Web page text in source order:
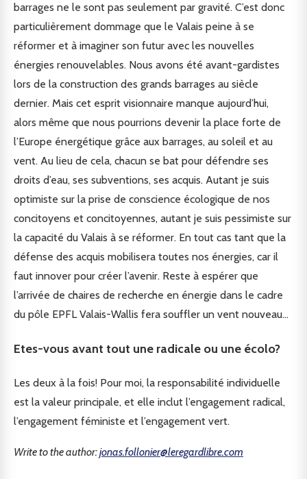
barrages ne le sont pas seulement par gravité. C’est donc
particulièrement dommage que le Valais peine à se
réformer et à imaginer son futur avec les nouvelles
énergies renouvelables. Nous avons été avant-gardistes
lors de la construction des grands barrages au siècle
dernier. Mais cet esprit visionnaire manque aujourd’hui,
alors même que nous pourrions devenir la place forte de
l’Europe énergétique grâce aux barrages, au soleil et au
vent. Au lieu de cela, chacun se bat pour défendre ses
droits d’eau, ses subventions, ses acquis. Autant je suis
optimiste sur la prise de conscience écologique de nos
concitoyens et concitoyennes, autant je suis pessimiste sur
la capacité du Valais à se réformer. En tout cas tant que la
défense des acquis mobilisera toutes nos énergies, car il
faut innover pour créer l’avenir. Reste à espérer que
l’arrivée de chaires de recherche en énergie dans le cadre
du pôle EPFL Valais-Wallis fera souffler un vent nouveau…
Etes-vous avant tout une radicale ou une écolo?
Les deux à la fois! Pour moi, la responsabilité individuelle
est la valeur principale, et elle inclut l’engagement radical,
l’engagement féministe et l’engagement vert.
Write to the author:jonas.follonier@leregardlibre.com